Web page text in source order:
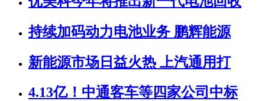
持续加码动力电池业务 鹏辉能源
新能源市场日益火热 上汽通用打
4.13亿！中通客车等四家公司中标